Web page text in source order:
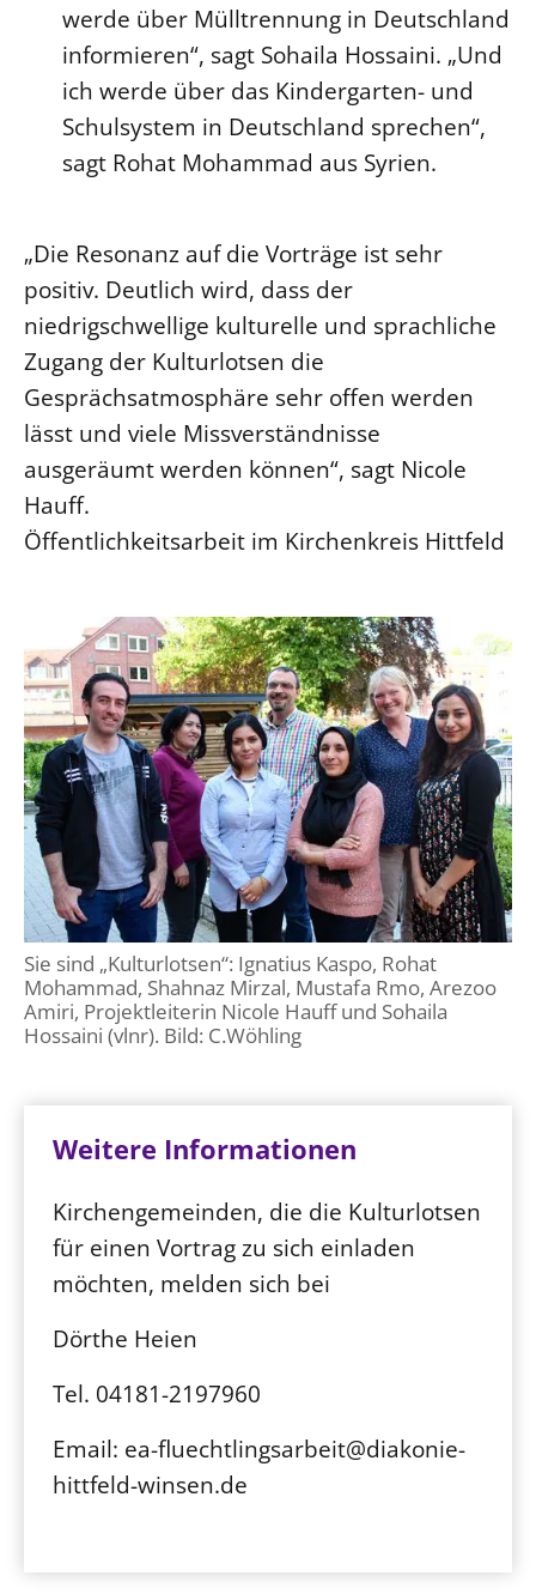
werde über Mülltrennung in Deutschland
informieren“, sagt Sohaila Hossaini. „Und
ich werde über das Kindergarten- und
Schulsystem in Deutschland sprechen“,
sagt Rohat Mohammad aus Syrien.
„Die Resonanz auf die Vorträge ist sehr
positiv. Deutlich wird, dass der
niedrigschwellige kulturelle und sprachliche
Zugang der Kulturlotsen die
Gesprächsatmosphäre sehr offen werden
lässt und viele Missverständnisse
ausgeräumt werden können“, sagt Nicole
Hauff.
Öffentlichkeitsarbeit im Kirchenkreis Hittfeld
Sie sind „Kulturlotsen“: Ignatius Kaspo, Rohat
Mohammad, Shahnaz Mirzal, Mustafa Rmo, Arezoo
Amiri, Projektleiterin Nicole Hauff und Sohaila
Hossaini (vlnr). Bild: C.Wöhling
Weitere Informationen
Kirchengemeinden, die die Kulturlotsen
für einen Vortrag zu sich einladen
möchten, melden sich bei
Dörthe Heien
Tel. 04181-2197960
Email: ea-fluechtlingsarbeit@diakonie-
hittfeld-winsen.de